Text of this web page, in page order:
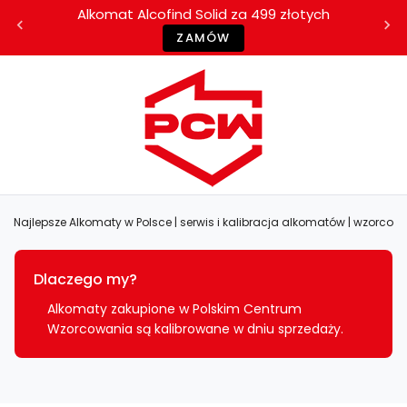
Alkomat Alcofind Solid za 499 złotych
ZAMÓW
Najlepsze Alkomaty w Polsce | serwis i kalibracja alkomatów |
Dlaczego my?
Alkomaty zakupione w Polskim Centrum
Wzorcowania są kalibrowane w dniu sprzedaży.